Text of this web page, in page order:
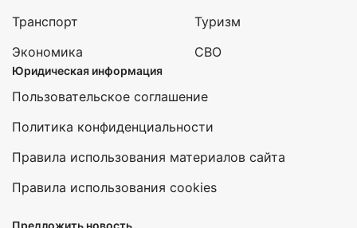
Транспорт
Экономика
Туризм
СВО
Юридическая информация
Пользовательское соглашение
Политика конфиденциальности
Правила использования материалов сайта
Правила использования cookies
Предложить новость